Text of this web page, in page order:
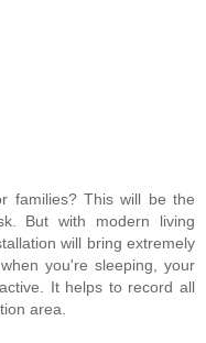
families? This will be the
But with modern living
will bring extremely
you're sleeping, your
It helps to record all
area.